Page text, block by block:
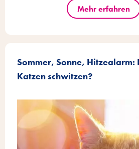
Mehr erfahren
Sommer, Sonne, Hitzealarm:
Katzen schwitzen?